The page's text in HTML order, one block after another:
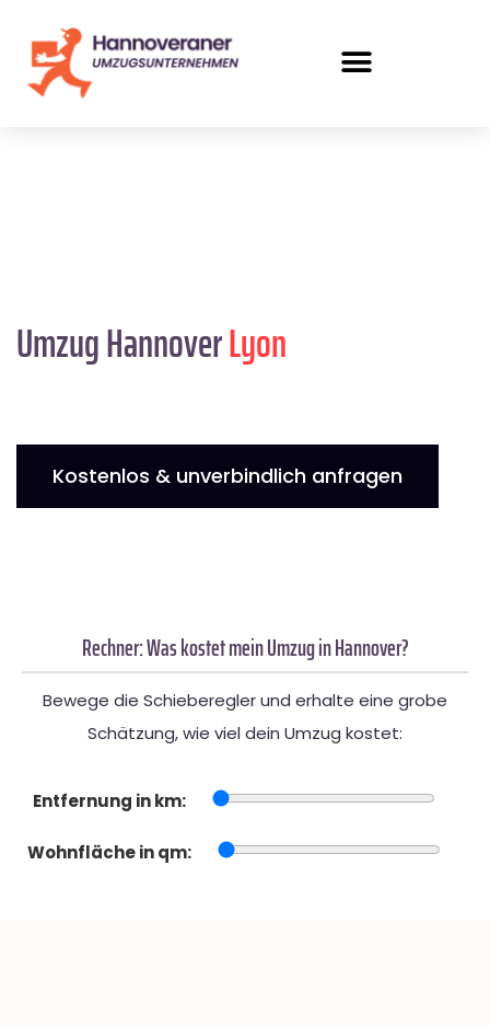
Umzug HannoverLyon
Kostenlos & unverbindlich anfragen
Rechner: Was kostet mein Umzug in Hannover?
Bewege die Schieberegler und erhalte eine grobe
Schätzung, wie viel dein Umzug kostet:
Entfernung in km:
Wohnfläche in qm: